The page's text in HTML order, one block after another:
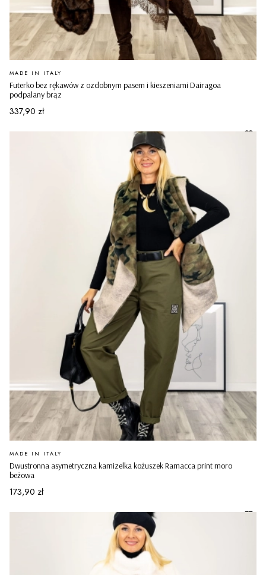
Futerko bez rękawów z ozdobnym pasem i kieszeniami Dairagoa
podpalany brąz
PRODUCENT
MADE IN ITALY
Cena
337,90 zł
Dwustronna asymetryczna kamizelka kożuszek Ramacca print moro
beżowa
PRODUCENT
MADE IN ITALY
Cena
173,90 zł